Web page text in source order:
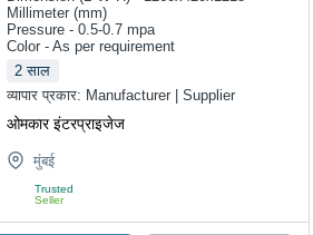
Millimeter (mm)
Pressure - 0.5-0.7 mpa
Color - As per requirement
2 साल
व्यापार प्रकार: Manufacturer | Supplier
ओमकार इंटरप्राइजेज
मुंबई
Trusted
Seller